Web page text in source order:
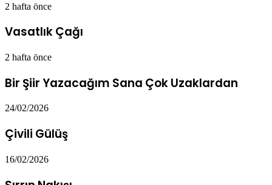
2 hafta önce
Vasatlık Çağı
2 hafta önce
Bir Şiir Yazacağım Sana Çok Uzaklardan
24/02/2026
Çivili Gülüş
16/02/2026